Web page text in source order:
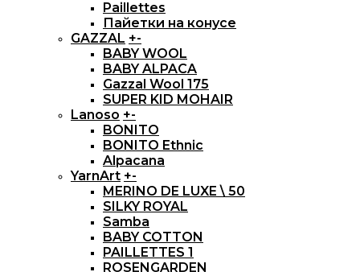
Paillettes
Пайетки на конусе
GAZZAL +-
BABY WOOL
BABY ALPACA
Gazzal Wool 175
SUPER KID MOHAIR
Lanoso +-
BONITO
BONITO Ethnic
Alpacana
YarnArt +-
MERINO DE LUXE \ 50
SILKY ROYAL
Samba
BABY COTTON
PAILLETTES 1
ROSENGARDEN